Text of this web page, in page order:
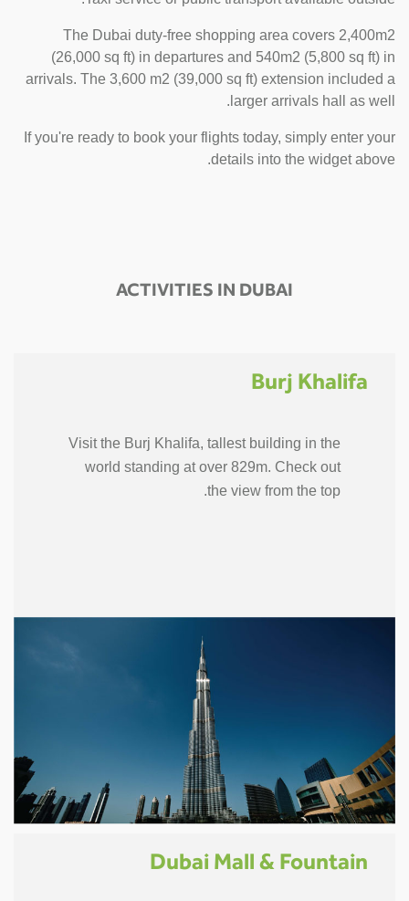
The Dubai duty-free shopping area covers 2,400m2
(26,000 sq ft) in departures and 540m2 (5,800 sq ft) in
arrivals. The 3,600 m2 (39,000 sq ft) extension included a
larger arrivals hall as well.
If you're ready to book your flights today, simply enter your
details into the widget above.
ACTIVITIES IN DUBAI
Burj Khalifa
Visit the Burj Khalifa, tallest building in the
world standing at over 829m. Check out
the view from the top.
Dubai Mall & Fountain